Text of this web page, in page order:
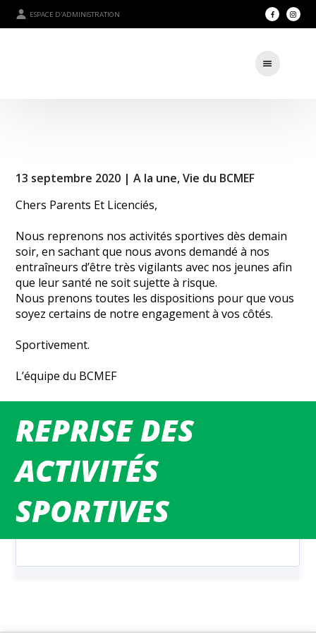
ESPACE D'ADMINISTRATION
REPRISE DES
ACTIVITÉS
SPORTIVES
13 septembre 2020 |A la une,Vie du BCMEF
Chers Parents Et Licenciés,
Nous reprenons nos activités sportives dès demain
soir, en sachant que nous avons demandé à nos
entraîneurs d’être très vigilants avec nos jeunes afin
que leur santé ne soit sujette à risque.
Nous prenons toutes les dispositions pour que vous
soyez certains de notre engagement à vos côtés.
Sportivement.
L’équipe du BCMEF
MATCHS DU WEEK-END